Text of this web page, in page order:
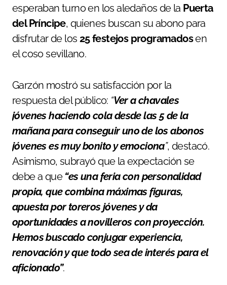
esperaban turno en los aledaños de la Puerta
del Príncipe, quienes buscan su abono para
disfrutar de los 25 festejos programadosen
el coso sevillano.
Garzón mostró su satisfacción por la
respuesta del público: “Ver a chavales
jóvenes haciendo cola desde las 5 de la
mañana para conseguir uno de los abonos
jóvenes es muy bonito y emociona”, destacó.
Asimismo, subrayó que la expectación se
debe a que “es una feria con personalidad
propia, que combina máximas figuras,
apuesta por toreros jóvenes y da
oportunidades a novilleros con proyección.
Hemos buscado conjugar experiencia,
renovación y que todo sea de interés para el
aficionado”.